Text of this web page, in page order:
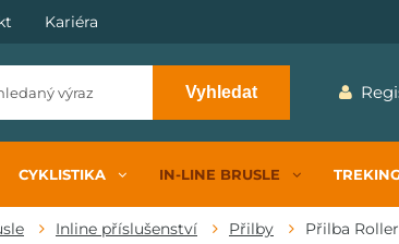
Kariéra
Vyhledat
CYKLISTIKA IN-LINE BRUSLE
Inline příslušenství Přilby Přilba